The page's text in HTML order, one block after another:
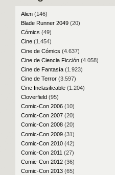
Alien(146)
Blade Runner 2049(20)
Cómics (49)
Cine(1.454)
Cine de Cómics (4.637)
Cine de Ciencia Ficción(4.058)
Cine de Fantasía(1.923)
Cine de Terror(3.597)
Cine Inclasificable(1.204)
Cloverfield(95)
Comic-Con 2006(10)
Comic-Con 2007(20)
Comic-Con 2008(20)
Comic-Con 2009(31)
Comic-Con 2010(42)
Comic-Con 2011 (27)
Comic-Con 2012(36)
Comic-Con 2013(65)